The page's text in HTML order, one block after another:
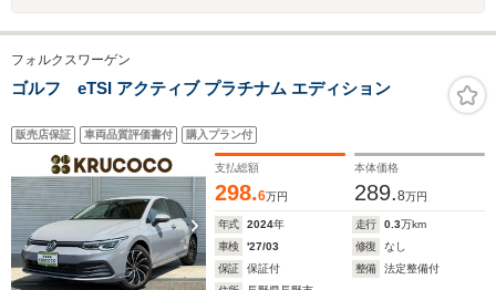
フォルクスワーゲン
ゴルフ eTSI アクティブ プラチナム エディション
販売店保証 車両品質評価書付 購入プラン付
支払総額
298.6万円
本体価格
289.8万円
年式 2024年 走行 0.3万km
車検
'27/03 修復
なし
保証
保証付 整備
法定整備付